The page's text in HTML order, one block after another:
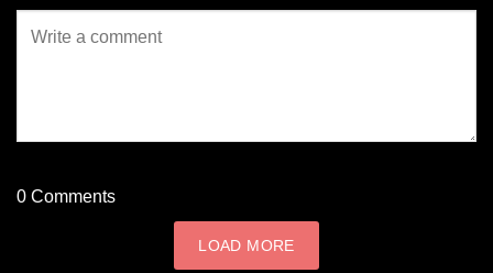
0 Comments
LOAD MORE